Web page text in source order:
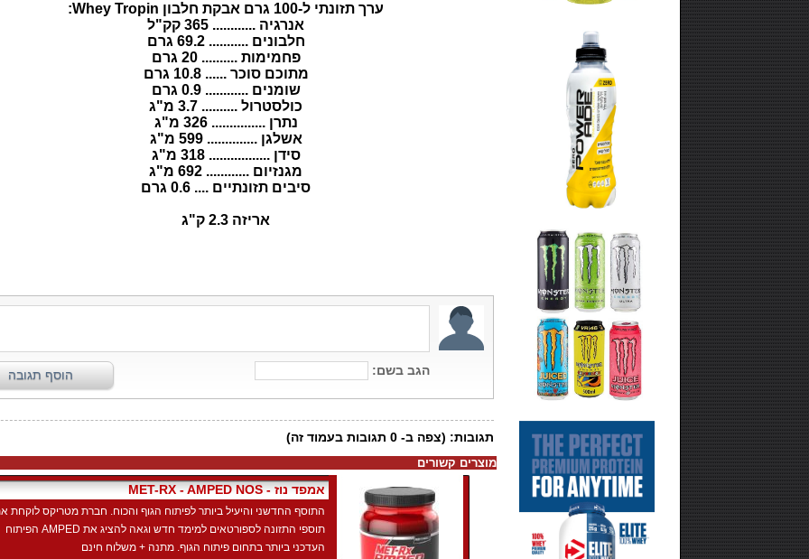
ערך תזונתי ל-100 גרם אבקת חלבון Whey Tropin:
אנרגיה ............ 365 קק"ל
חלבונים ........... 69.2 גרם
פחמימות .......... 20 גרם
מתוכם סוכר ...... 10.8 גרם
שומנים ............ 0.9 גרם
כולסטרול .......... 3.7 מ"ג
נתרן ............... 326 מ"ג
אשלגן .............. 599 מ"ג
סידן ................. 318 מ"ג
מגנזיום ............ 692 מ"ג
סיבים תזונתיים .... 0.6 גרם
אריזה 2.3 ק"ג
מוצרים קשורים
MET-RX - AMPED NOS - אמפד נוז
התוסף החדשני והיעיל ביותר לפיתוח הגוף והכוח. חברת מטריקס לוקחת
תוספי התזונה לספורטאים למימד חדש וגאה להציג את AMPED הפיתוח
העדכני ביותר בתחום פיתוח הגוף. מתנה + משלוח חינם